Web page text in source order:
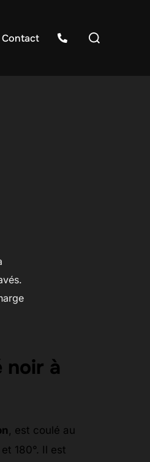
Contact
Rechercher :
noir à
, est coulé au
180°. Il est